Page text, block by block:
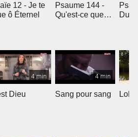
12 - Je te
ô Éternel
Psaume 144 -
Qu'est-ce que
Du
4 min
Dieu
4 min
Sang pour sang Lola